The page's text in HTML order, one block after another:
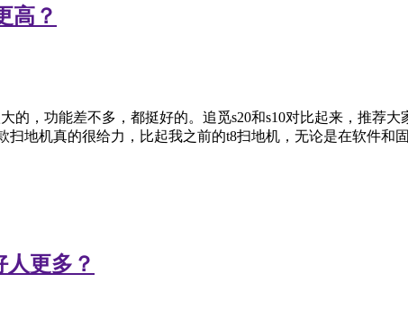
高？
的，功能差不多，都挺好的。追觅s20和s10对比起来，推荐大
扫地机真的很给力，比起我之前的t8扫地机，无论是在软件和
人更多？